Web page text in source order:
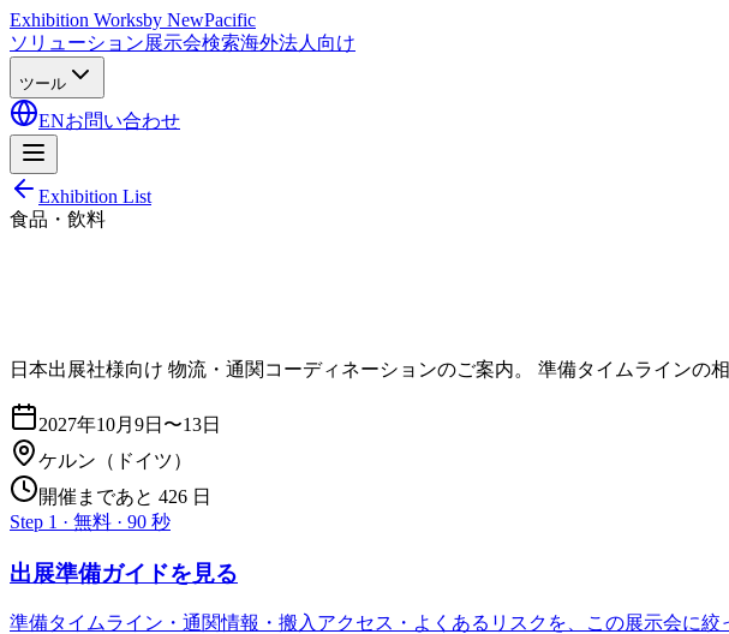
Exhibition Worksby NewPacific
ソリューション展示会検索海外法人向け
ツール
ENお問い合わせ
Exhibition List
食品・飲料
日本出展社様向け 物流・通関コーディネーションのご案内。 準備タイムラインの
2027年10月9日〜13日
ケルン （ドイツ）
開催まであと 426 日
Step 1 · 無料 · 90 秒
出展準備ガイドを見る
準備タイムライン・通関情報・搬入アクセス・よくあるリスクを、この展示会に絞